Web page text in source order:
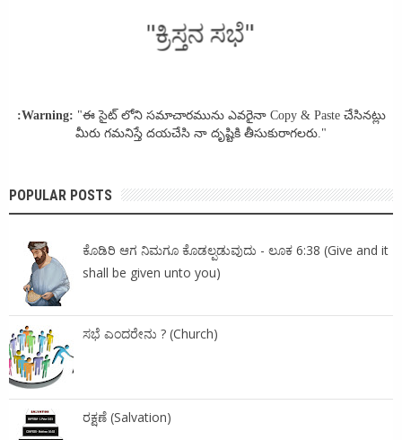
"ಕ್ರಿಸ್ತನ ಸಭೆ"
:Warning: "ఈ సైట్ లోని సమాచారమును ఎవరైనా Copy & Paste చేసినట్లు
మీరు గమనిస్తే దయచేసి నా దృష్టికి తీసుకురాగలరు."
POPULAR POSTS
ಕೊಡಿರಿ ಆಗ ನಿಮಗೂ ಕೊಡಲ್ಪಡುವುದು - ಲೂಕ 6:38 (Give and it
shall be given unto you)
ಸಭೆ ಎಂದರೇನು ? (Church)
ರಕ್ಷಣೆ (Salvation)